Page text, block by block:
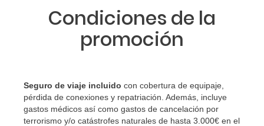
Condiciones de la
promoción
Seguro de viaje incluido con cobertura de equipaje,
pérdida de conexiones y repatriación. Además, incluye
gastos médicos así como gastos de cancelación por
terrorismo y/o catástrofes naturales de hasta 3.000€ en el